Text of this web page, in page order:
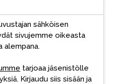
sähköisen
sivujemme oikeasta
alempana.
tarjoaa jäsenistölle
Kirjaudu siis sisään ja